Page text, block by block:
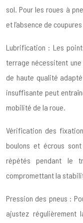
sol. Pour les roues à
et l’absence de
Lubrification : Les
terrage nécessitent
de haute qualité
insuffisante peut
mobilité de la roue.
Vérification des
boulons et écrous
répétés pendant le
compromettant la
Pression des pneus :
ajustez régulièrement